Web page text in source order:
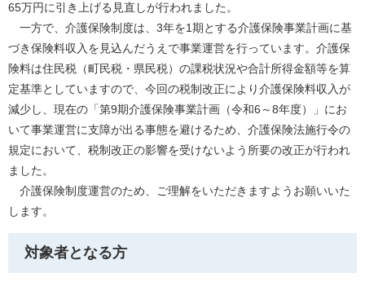
65万円に引き上げる見直しが行われました。
一方で、介護保険制度は、3年を1期とする介護保険事業計画に基
づき保険料収入を見込んだうえで事業運営を行っています。介護保
険料は住民税（町民税・県民税）の課税状況や合計所得金額等を算
定基準としていますので、今回の税制改正により介護保険料収入が
減少し、現在の「第9期介護保険事業計画（令和6～8年度）」にお
いて事業運営に支障が出る事態を避けるため、介護保険法施行令の
規定において、税制改正の影響を受けないよう所要の改正が行われ
ました。
介護保険制度運営のため、ご理解をいただきますようお願いいた
します。
対象者となる方